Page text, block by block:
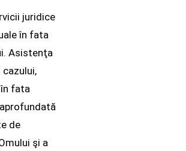
juridice
în fata
Asistenţa
fata
de
şi a